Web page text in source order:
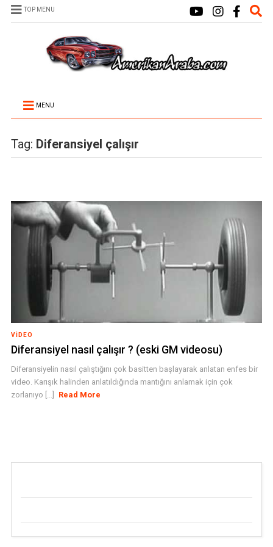
TOP MENU
MENU
Tag: Diferansiyel çalışır
VIDEO
Diferansiyel nasıl çalışır ? (eski GM videosu)
Diferansiyelin nasıl çalıştığını çok basitten başlayarak anlatan enfes bir
video. Karışık halinden anlatıldığında mantığını anlamak için çok
zorlanıyo [...]
Read More